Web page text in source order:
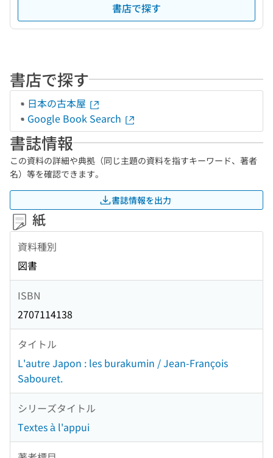
書店で探す
書店で探す
日本の古本屋
Google Book Search
書誌情報
この資料の詳細や典拠（同じ主題の資料を指すキーワード、著者
名）等を確認できます。
書誌情報を出力
紙
資料種別
図書
ISBN
2707114138
タイトル
L'autre Japon : les burakumin / Jean-François
Sabouret.
シリーズタイトル
Textes à l'appui